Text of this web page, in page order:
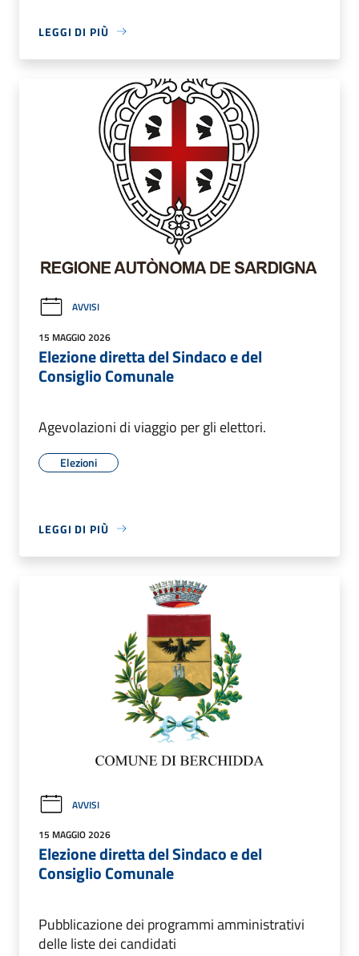
LEGGI DI PIÙ
AVVISI
15 MAGGIO 2026
Elezione diretta del Sindaco e del
Consiglio Comunale
Agevolazioni di viaggio per gli elettori.
Elezioni
LEGGI DI PIÙ
AVVISI
15 MAGGIO 2026
Elezione diretta del Sindaco e del
Consiglio Comunale
Pubblicazione dei programmi amministrativi
delle liste dei candidati